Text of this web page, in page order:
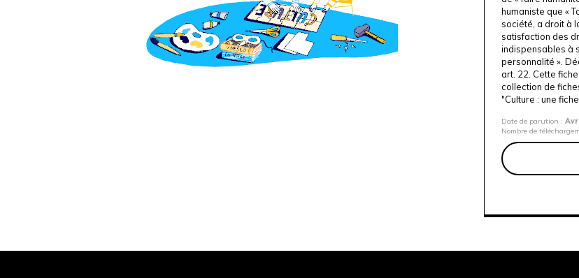
humaniste que «
société, a droit à
satisfaction des
indispensables à
personnalité ».
art. 22. Cette
collection de
"Culture : une
Date de parution :
Nombre de